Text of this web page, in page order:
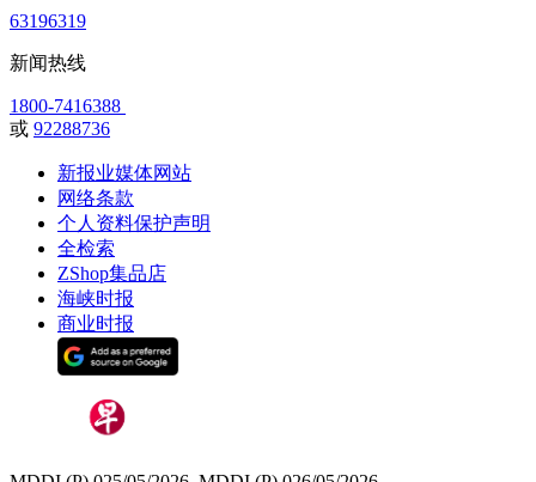
63196319
新闻热线
1800-7416388
或 92288736
新报业媒体网站
网络条款
个人资料保护声明
全检索
ZShop集品店
海峡时报
商业时报